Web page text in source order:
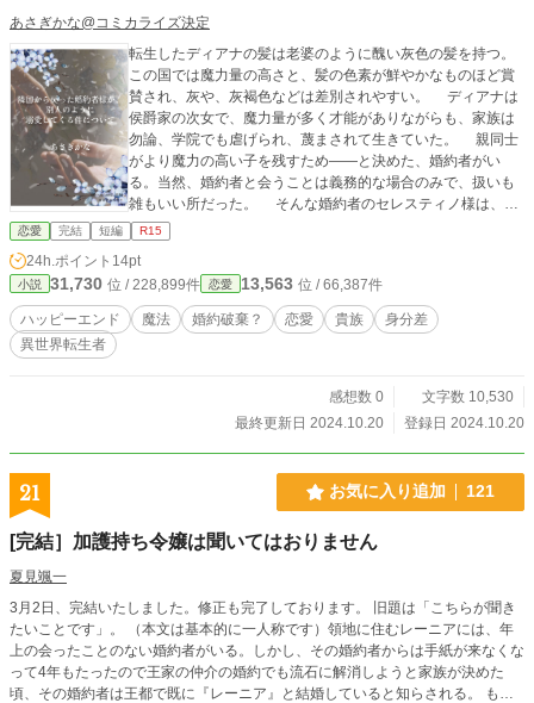
あさぎかな@コミカライズ決定
転生したディアナの髪は老婆のように醜い灰色の髪を持つ。
この国では魔力量の高さと、髪の色素が鮮やかなものほど賞
賛され、灰や、灰褐色などは差別されやすい。 ディアナは
侯爵家の次女で、魔力量が多く才能がありながらも、家族は
勿論、学院でも虐げられ、蔑まされて生きていた。 親同士
がより魔力の高い子を残すため――と決めた、婚約者がい
る。当然、婚約者と会うことは義務的な場合のみで、扱いも
雑もいい所だった。 そんな婚約者のセレスティノ様は、隣
国へ使節団として戻ってきてから様子がおかしい。 「明日は
君の誕生日だったね。まだ予定が埋まっていないのなら、一
日私にくれないだろうか」 「いえ、気にしないでください―
―ん？」 空耳だろうか。 なんとも婚約者らしい発言が聞
こえた気がする。 「近くで見るとディアナの髪の色は、白銀
のようで綺麗だな」 「（え？ セレスティノ様が壊れ
「わ、私は一度だってそんなことは──いや、口には出してい
なかったが、そう思っていた時がある。自分が浅慮だった。
様の言動や振る舞いに鼓舞され、前世でのやりたかったこと
を思い出す。 虐げられた才能令嬢×エリート王宮魔術師のラ
恋愛 完結 短編 R15
24h.ポイント 14pt
小説 31,730 位 / 228,899件 恋愛 13,563 位 / 66,387件
ハッピーエンド 魔法 婚約破棄？ 恋愛 貴族
身分差
異世界転生者
感想数 0
文字数 10,530
最終更新日 2024.10.20
登録日 2024.10.20
21 お気に入り追加 121
[完結］加護持ち令嬢は聞いてはおりません
夏見颯一
3月2日、完結いたしました。修正も完了しております。 旧題は「こちらが聞き
たいことです」。 （本文は基本的に一人称です）領地に住むレーニアには、年
上の会ったことのない婚約者がいる。しかし、その婚約者からは手紙が来なくな
って4年もたったので王家の仲介の婚約でも流石に解消しようと家族が決めた
頃、その婚約者は王都で既に『レーニア』と結婚していると知らされる。 もう